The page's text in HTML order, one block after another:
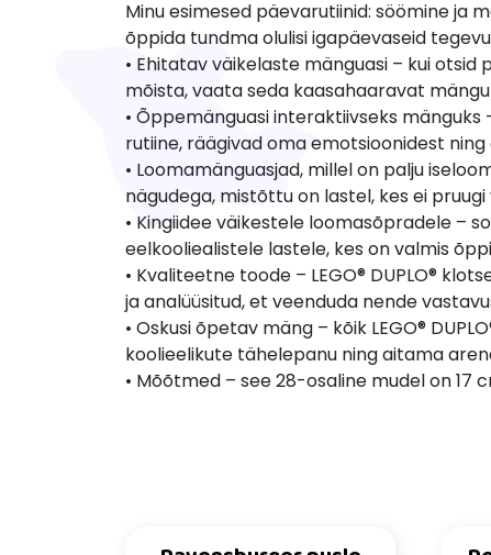
Minu esimesed päevarutiinid: söömine ja
õppida tundma olulisi igapäevaseid
• Ehitatav väikelaste mänguasi – kui
mõista, vaata seda kaasahaaravat
• Õppemänguasi interaktiivseks
rutiine, räägivad oma emotsioonidest
• Loomamänguasjad, millel on palju
nägudega, mistõttu on lastel, kes ei
• Kingiidee väikestele loomasõpradele –
eelkooliealistele lastele, kes on valmis
• Kvaliteetne toode – LEGO® DUPLO®
ja analüüsitud, et veenduda nende
• Oskusi õpetav mäng – kõik LEGO®
koolieelikute tähelepanu ning aitama
• Mõõtmed – see 28-osaline mudel on 17